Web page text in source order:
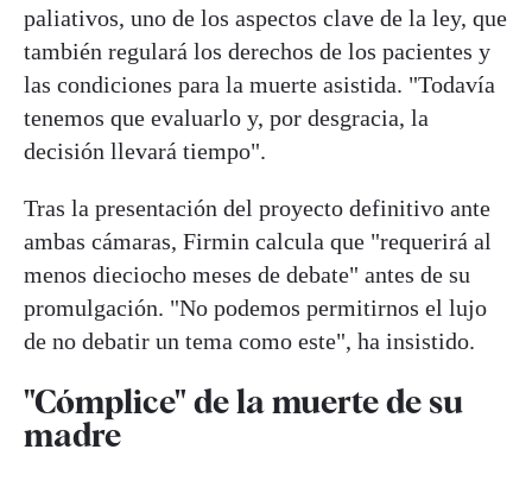
paliativos, uno de los aspectos clave de la ley, que
también regulará los derechos de los pacientes y
las condiciones para la muerte asistida. "Todavía
tenemos que evaluarlo y, por desgracia, la
decisión llevará tiempo".
Tras la presentación del proyecto definitivo ante
ambas cámaras, Firmin calcula que "requerirá al
menos dieciocho meses de debate" antes de su
promulgación. "No podemos permitirnos el lujo
de no debatir un tema como este", ha insistido.
"Cómplice" de la muerte de su
madre